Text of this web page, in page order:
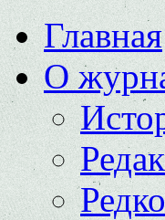
Главная
О